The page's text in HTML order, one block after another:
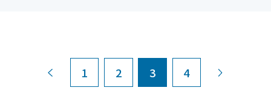
1 2 3 4